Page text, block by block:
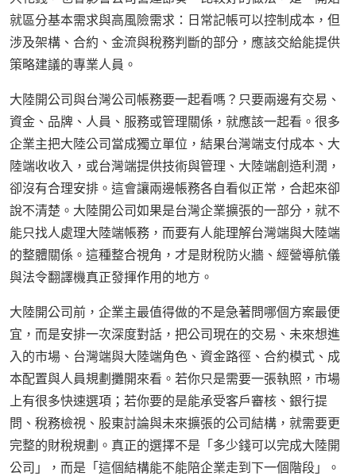
就區分基本需求與高風險需求：日常記帳可以控制成本，但
涉及架構、合約、金流與稅務判斷的部分，應該交給能提供
策略建議的專業人員。
大陸開公司與台灣公司帳務要一起看嗎？只要兩邊有交易、
資金、品牌、人員、服務或管理關係，就應該一起看。很多
企業主把大陸公司當成獨立單位，結果台灣端支付成本、大
陸端收收入，或台灣端提供技術與管理、大陸端創造利潤，
卻沒有合理安排。這會讓兩邊帳務各自看似正常，合起來卻
說不清楚。大陸開公司如果是台灣企業擴張的一部分，就不
能只找人處理大陸端帳務，而要有人能理解台灣端與大陸端
的整體關係。這種整合視角，才是財稅防火牆、經營導航儀
與法令翻譯機真正發揮作用的地方。
大陸開公司前，企業主最值得做的不是急著問哪個方案最便
宜，而是安排一次深度對話，把公司現在的交易、未來想進
入的市場、台灣端與大陸端角色、資金路徑、合約模式、成
本配置與人員規劃攤開來看。若你只是需要一張執照，市場
上有很多快速選項；若你要的是能承受客戶審核、銀行提
問、稅務檢視、股東討論與未來擴張的公司結構，就需要更
完整的財稅規劃。真正的選擇不是「多少錢可以完成大陸開
公司」，而是「這個結構能不能陪企業走到下一個階段」。